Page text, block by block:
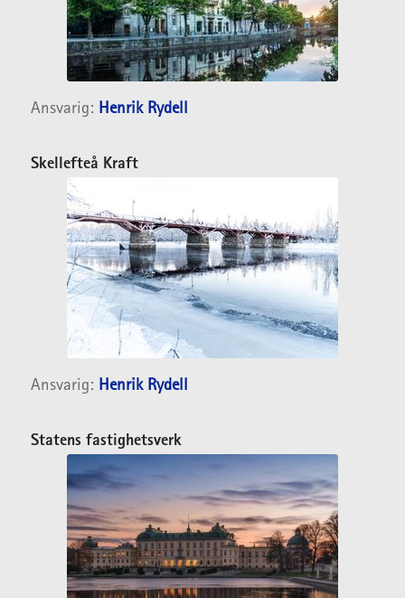
Ansvarig: Henrik Rydell
Skellefteå Kraft
Ansvarig: Henrik Rydell
Statens fastighetsverk